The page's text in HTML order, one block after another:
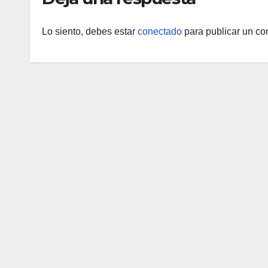
Lo siento, debes estar conectado para publicar un